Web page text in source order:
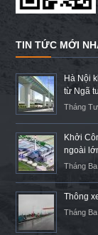
TIN TỨC MỚI
Hà Nội
từ Ngã
Tháng
Khởi
ngoài
Tháng
Thông
Tháng